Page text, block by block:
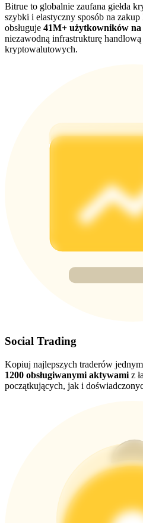
Share 500000 CASHCAT
Exclusive for BitMart Users
Trade Gold & Silver · 33,333
USDT New User Exclusive
BTC New User Exclusive:
BTC Flexible Staking | Daily
Bitrue to globalnie zaufana giełda
szybki i elastyczny sposób na
obsługuje 41M+ użytkowników na
niezawodną infrastrukturę handlową
kryptowalutowych.
Social Trading
Kopiuj najlepszych traderów
1200 obsługiwanymi aktywami z
początkujących, jak i